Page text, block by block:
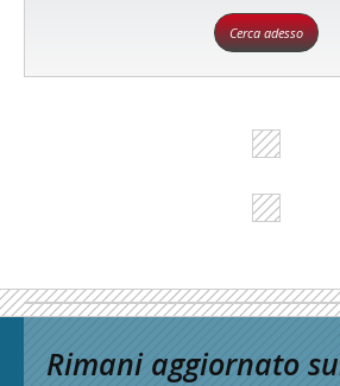
Cerca adesso
Rimani aggiornato